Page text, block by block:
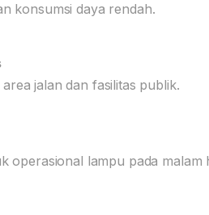
konsumsi daya rendah.
jalan dan fasilitas publik.
operasional lampu pada malam